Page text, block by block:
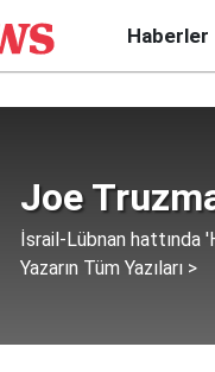
Haberler
Joe
İsrail-Lübnan hattında
Yazarın Tüm Yazıları >